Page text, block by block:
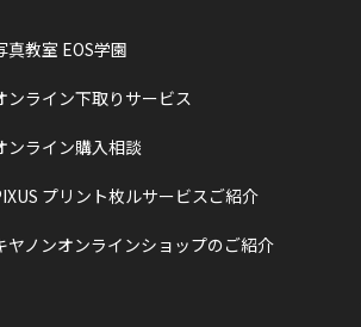
真教室 EOS学園
ンライン下取りサービス
ンライン購入相談
プリント枚ルサービスご紹介
ヤノンオンラインショップのご紹介